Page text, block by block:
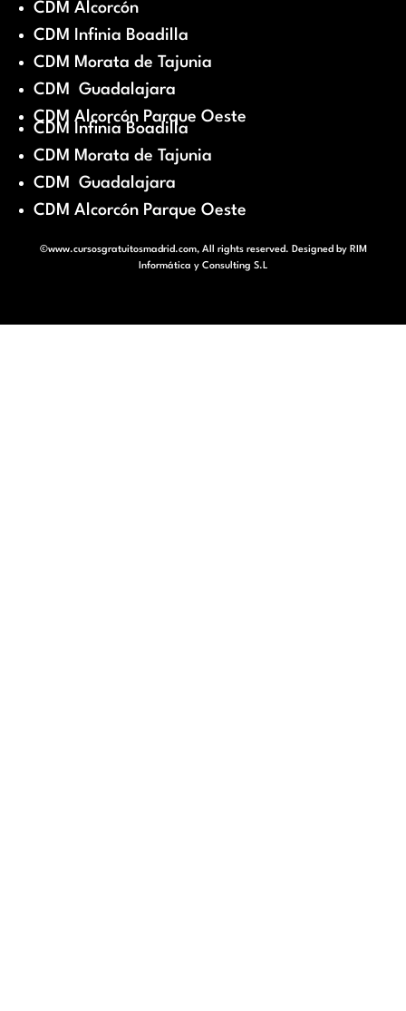
CDM Alcorcón
CDM Infinia Boadilla
CDM Morata de Tajunia
CDM Guadalajara
CDM Alcorcón Parque Oeste
CDM Infinia Boadilla
CDM Morata de Tajunia
CDM Guadalajara
CDM Alcorcón Parque Oeste
©www.cursosgratuitosmadrid.com, All rights reserved. Designed by RIM
Informática y Consulting S.L